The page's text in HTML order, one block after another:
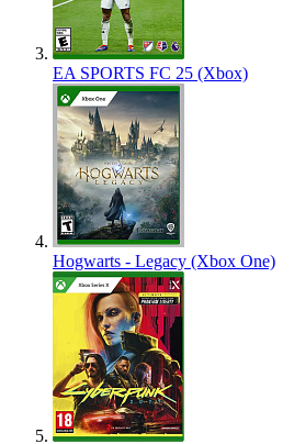
EA SPORTS FC 25 (Xbox)
Hogwarts - Legacy (Xbox One)